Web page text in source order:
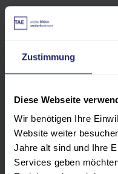
Zustimmung
Diese Webseite
Wir benötigen Ihre
Website weiter
Jahre alt sind und Ihre
Services geben
Bleiben Sie
Themen-Newsletter
rund um Ihren
Direkt anmelden,
Ihren Bedarf.
Jetzt